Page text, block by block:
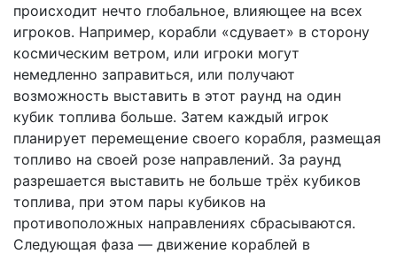
происходит нечто глобальное, влияющее на всех
игроков. Например, корабли «сдувает» в сторону
космическим ветром, или игроки могут
немедленно заправиться, или получают
возможность выставить в этот раунд на один
кубик топлива больше. Затем каждый игрок
планирует перемещение своего корабля, размещая
топливо на своей розе направлений. За раунд
разрешается выставить не больше трёх кубиков
топлива, при этом пары кубиков на
противоположных направлениях сбрасываются.
Следующая фаза — движение кораблей в